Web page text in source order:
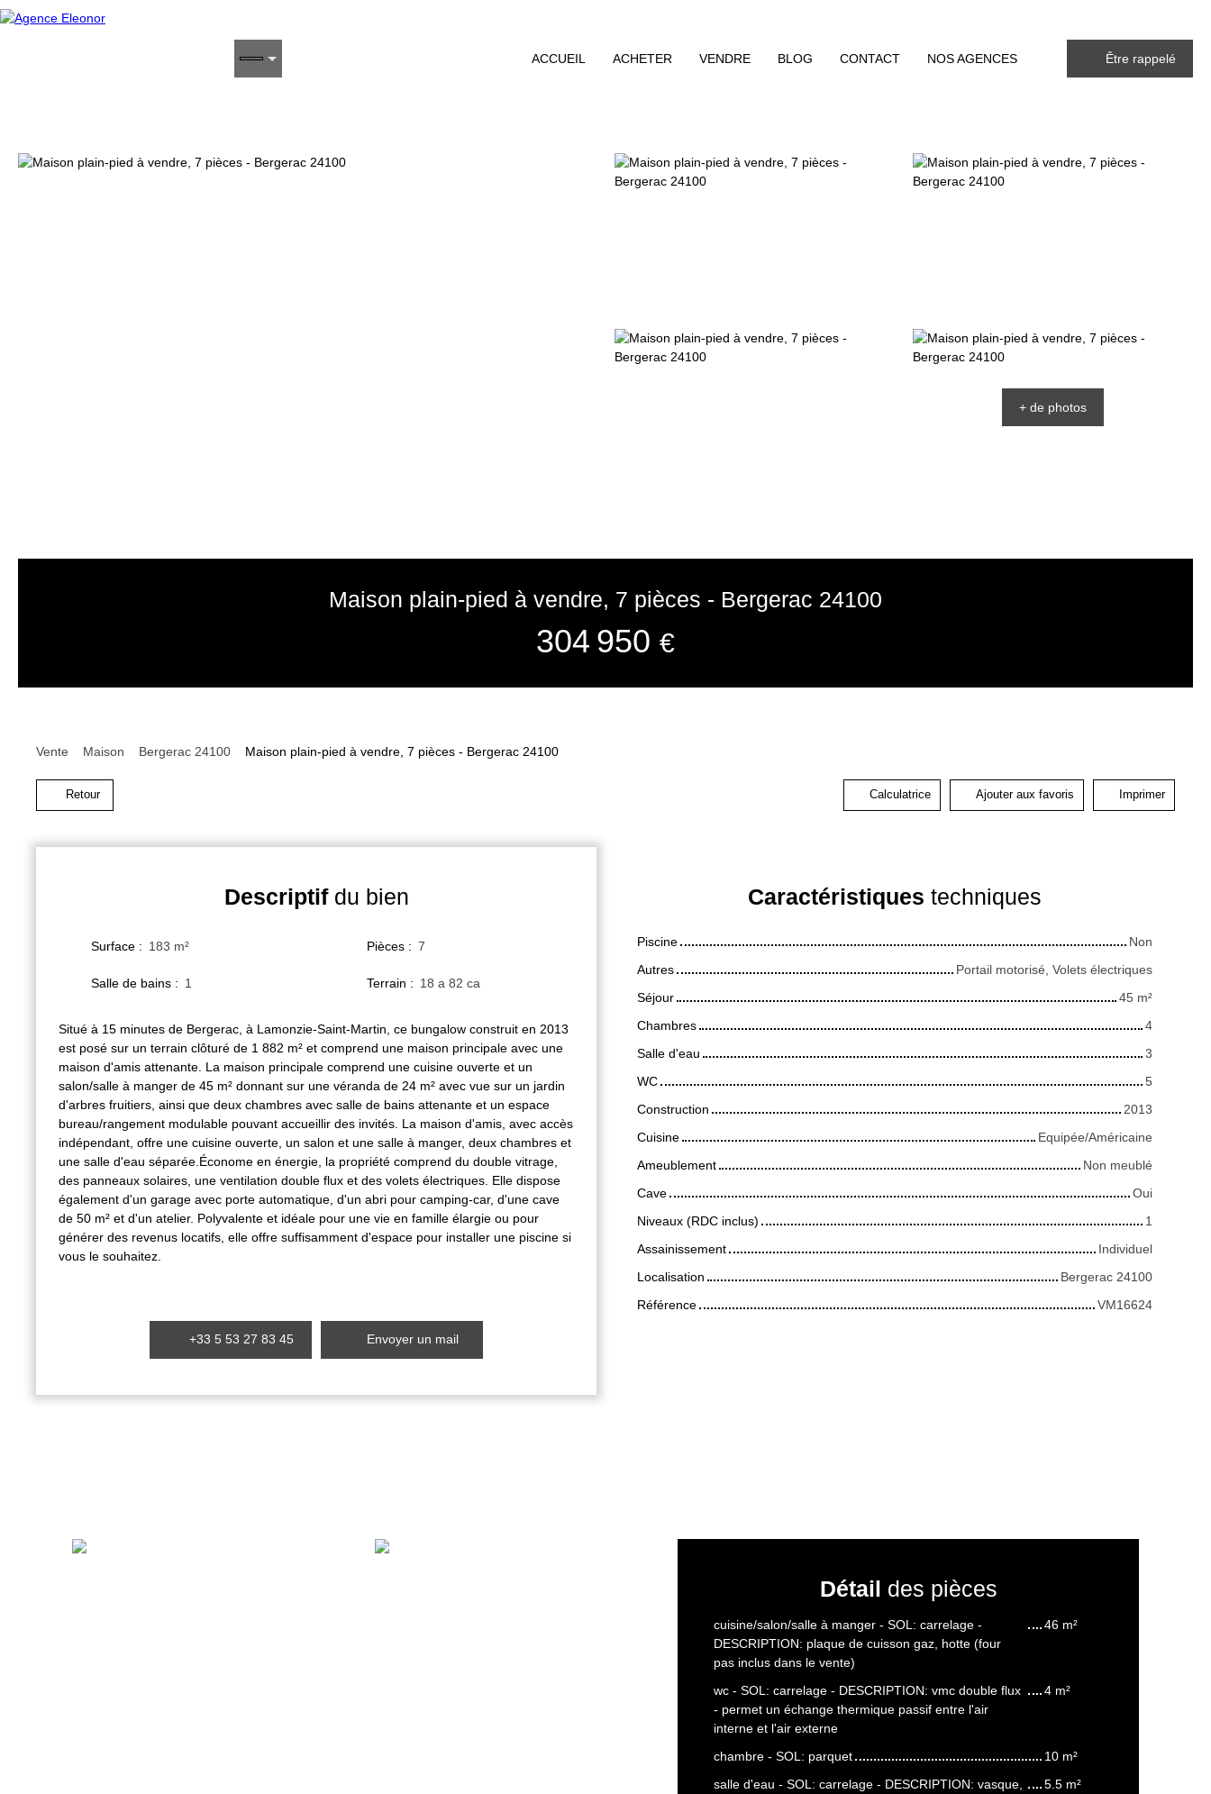
ACCUEIL ACHETER VENDRE BLOG CONTACT NOS AGENCES Être rappelé
+ de photos
Maison plain-pied à vendre, 7 pièces - Bergerac 24100
304 950 €
Vente Maison Bergerac 24100 Maison plain-pied à vendre, 7 pièces - Bergerac 24100
Retour Calculatrice Ajouter aux favoris Imprimer
Descriptifdu bien
Surface : 183 m² Pièces : 7
Salle de bains : 1 Terrain : 18 a 82 ca
Situé à 15 minutes de Bergerac, à Lamonzie-Saint-Martin, ce bungalow construit en 2013
est posé sur un terrain clôturé de 1 882 m² et comprend une maison principale avec une
maison d'amis attenante. La maison principale comprend une cuisine ouverte et un
salon/salle à manger de 45 m² donnant sur une véranda de 24 m² avec vue sur un jardin
d'arbres fruitiers, ainsi que deux chambres avec salle de bains attenante et un espace
bureau/rangement modulable pouvant accueillir des invités. La maison d'amis, avec accès
indépendant, offre une cuisine ouverte, un salon et une salle à manger, deux chambres et
une salle d'eau séparée.Économe en énergie, la propriété comprend du double vitrage,
des panneaux solaires, une ventilation double flux et des volets électriques. Elle dispose
également d'un garage avec porte automatique, d'un abri pour camping-car, d'une cave
de 50 m² et d'un atelier. Polyvalente et idéale pour une vie en famille élargie ou pour
générer des revenus locatifs, elle offre suffisamment d'espace pour installer une piscine si
vous le souhaitez.
+33 5 53 27 83 45 Envoyer un mail
Caractéristiques techniques
Piscine
Non
Autres
Portail motorisé, Volets électriques
Séjour
45 m²
Chambres
4
Salle d'eau
3
WC
5
Construction
2013
Cuisine
Equipée/Américaine
Ameublement
Non meublé
Cave
Oui
Niveaux (RDC inclus)
1
Assainissement
Individuel
Localisation
Bergerac 24100
Référence
VM16624
Détail des pièces
cuisine/salon/salle à manger - SOL: carrelage -
DESCRIPTION: plaque de cuisson gaz, hotte (four
pas inclus dans le vente)
46 m²
wc - SOL: carrelage - DESCRIPTION: vmc double flux
- permet un échange thermique passif entre l'air
interne et l'air externe
4 m²
chambre - SOL: parquet
10 m²
salle d'eau - SOL: carrelage - DESCRIPTION: vasque,
5.5 m²